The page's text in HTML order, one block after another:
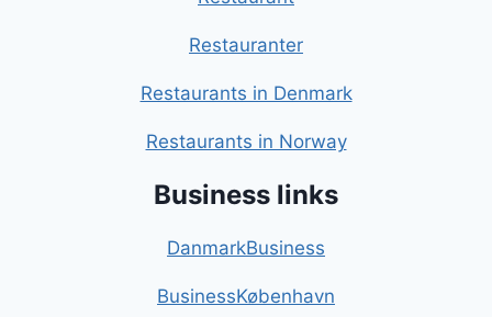
Restauranter
Restaurants in Denmark
Restaurants in Norway
Business links
DanmarkBusiness
BusinessKøbenhavn